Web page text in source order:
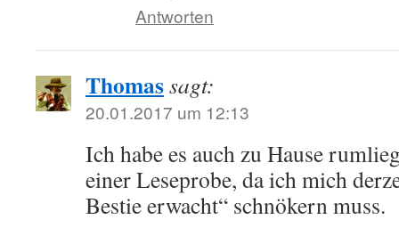
Antworten
Thomassagt:
20.01.2017 um 12:13
Ich habe es auch zu Hause
einer Leseprobe, da ich mich
Bestie erwacht“ schnökern muss.